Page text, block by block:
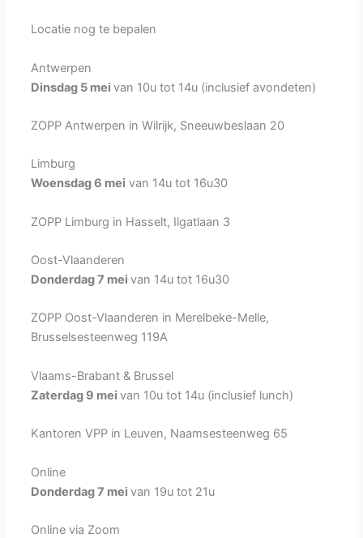
Locatie nog te bepalen
Antwerpen
Dinsdag 5 mei van 10u tot 14u (inclusief avondeten)
ZOPP Antwerpen in Wilrijk, Sneeuwbeslaan 20
Limburg
Woensdag 6 mei van 14u tot 16u30
ZOPP Limburg in Hasselt, Ilgatlaan 3
Oost-Vlaanderen
Donderdag 7 mei van 14u tot 16u30
ZOPP Oost-Vlaanderen in Merelbeke-Melle,
Brusselsesteenweg 119A
Vlaams-Brabant & Brussel
Zaterdag 9 mei van 10u tot 14u (inclusief lunch)
Kantoren VPP in Leuven, Naamsesteenweg 65
Online
Donderdag 7 mei van 19u tot 21u
Online via Zoom